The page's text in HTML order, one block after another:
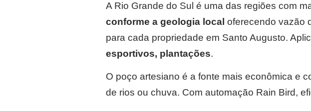
A Rio Grande do Sul é uma das regiões com
conforme a geologia local oferecendo vazão
para cada propriedade em Santo Augusto.
esportivos, plantações.
O poço artesiano é a fonte mais econômica e
de rios ou chuva. Com automação Rain Bird,